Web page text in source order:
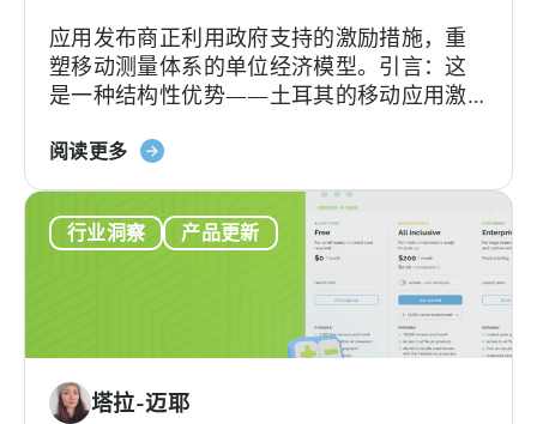
的
申
请
查
单
应用发布商正利用政府支持的激励措施，重
塑移动测量体系的单位经济模型。引言：这
是一种结构性优势——土耳其的移动应用激
最重要且不稀释股权的融资框架之一。 该政
府体系，可报销50–70%的...
阅读更多关
耳
应
激
行业洞察 产品更新
塔拉-迈耶